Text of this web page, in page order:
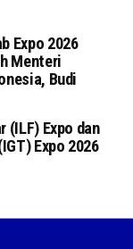
Expo 2026
Menteri
Budi
(ILF) Expo dan
Expo 2026